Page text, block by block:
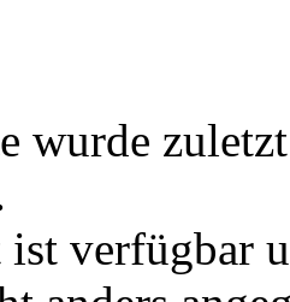
wurde
verfügbar